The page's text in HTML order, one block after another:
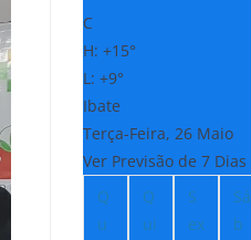
C
H: +15°
L: +9°
Ibate
Terça-Feira, 26 Maio
Ver Previsão de 7 Dias
Q
u
Q
ui
S
ex
Sá
b